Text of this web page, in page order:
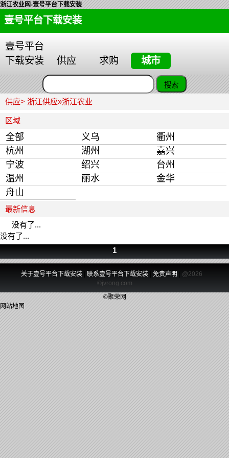
浙江农业网-壹号平台下载安装
壹号平台下载安装
壹号平台
下载安装
供应 求购 城市
供应> 浙江供应»浙江农业
区域
全部 义乌
衢州
杭州
湖州
嘉兴
宁波
绍兴
台州
温州
丽水
金华
舟山
最新信息
没有了...
没有了...
1
关于壹号平台下载安装 联系壹号平台下载安装| 免责声明
@2026
©jvrong.com
©聚荣网
网站地图